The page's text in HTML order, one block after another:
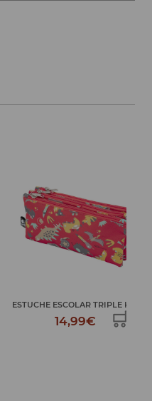
ESTUCHE ESCOLAR TRIPLE KI...
14,99€